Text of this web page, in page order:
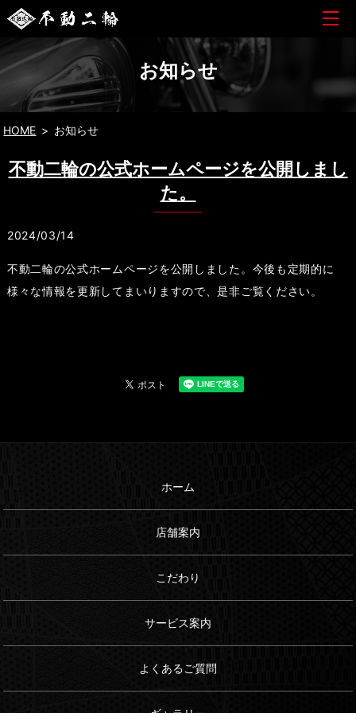
お知らせ
HOME お知らせ
不動二輪の公式ホームページを公開しまし
た。
2024/03/14
不動二輪の公式ホームページを公開しました。今後も定期的に
様々な情報を更新してまいりますので、是非ご覧ください。
ホーム
店舗案内
こだわり
サービス案内
よくあるご質問